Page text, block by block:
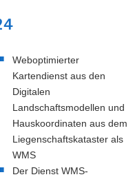
Weboptimierter
Kartendienst aus den
Digitalen
Landschaftsmodellen und
Hauskoordinaten aus dem
Liegenschaftskataster als
WMS
Der Dienst WMS-